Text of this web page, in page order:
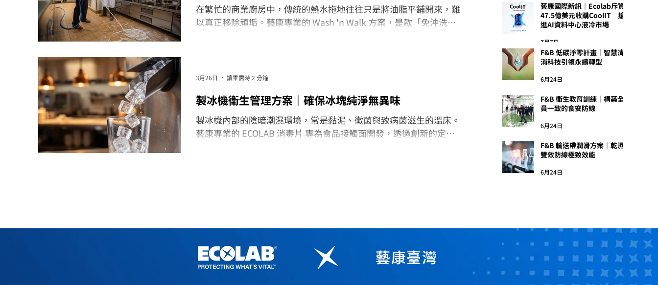
在繁忙的商業廚房中，傳統的熱水拖地往往只是將油脂平鋪開來，難
以真正移除頑垢。藝康專業的 Wash 'n Walk 方案，是款「免沖洗」
製冰機衛生管理方案｜確保冰塊純淨無異味
製冰機內部的陰暗潮濕環境，常是黏泥、黴菌與致病菌滋生的溫床。
藝康專業的 ECOLAB 消毒片 專為食品接觸面開發，透過創新的定量
3月26日 讀畢需時 2 分鐘
藝康國際新訊｜Ecolab斥資
47.5億美元收購CoolIT 搶
進AI資料中心液冷市場
7月7日
F&B 低碳淨零計畫｜智慧清
消科技引領永續轉型
6月24日
F&B 衛生教育訓練｜構築全
員一致的食安防線
6月24日
F&B 輸送帶潤滑方案｜乾濕
雙效防線極致效能
6月24日
藝康臺灣